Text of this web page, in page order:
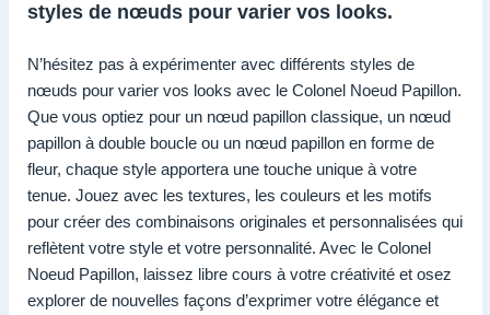
styles de nœuds pour varier vos looks.
N’hésitez pas à expérimenter avec différents styles de
nœuds pour varier vos looks avec le Colonel Noeud Papillon.
Que vous optiez pour un nœud papillon classique, un nœud
papillon à double boucle ou un nœud papillon en forme de
fleur, chaque style apportera une touche unique à votre
tenue. Jouez avec les textures, les couleurs et les motifs
pour créer des combinaisons originales et personnalisées qui
reflètent votre style et votre personnalité. Avec le Colonel
Noeud Papillon, laissez libre cours à votre créativité et osez
explorer de nouvelles façons d’exprimer votre élégance et